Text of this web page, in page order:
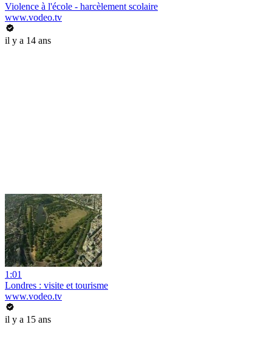
Violence à l'école - harcèlement scolaire
www.vodeo.tv
il y a 14 ans
1:01
Londres : visite et tourisme
www.vodeo.tv
il y a 15 ans